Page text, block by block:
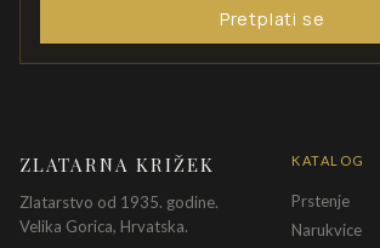
Pretplati se
ZLATARNA KRIŽEK
Zlatarstvo od 1935. godine.
Velika Gorica, Hrvatska.
KATALOG
Prstenje
Narukvice